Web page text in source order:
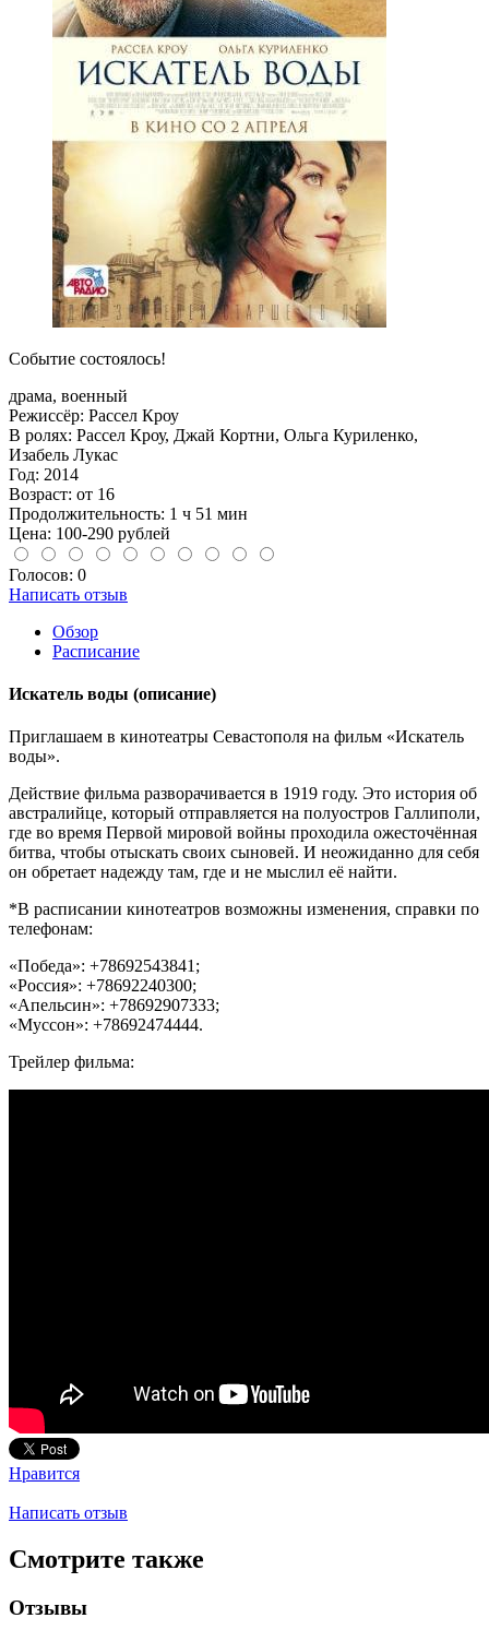
Событие состоялось!
драма, военный
Режиссёр: Рассел Кроу
В ролях: Рассел Кроу, Джай Кортни, Ольга Куриленко,
Изабель Лукас
Год: 2014
Возраст: от 16
Продолжительность: 1 ч 51 мин
Цена: 100-290 рублей
Голосов: 0
Написать отзыв
Обзор
Расписание
Искатель воды (описание)
Приглашаем в кинотеатры Севастополя на фильм «Искатель
воды».
Действие фильма разворачивается в 1919 году. Это история об
австралийце, который отправляется на полуостров Галлиполи,
где во время Первой мировой войны проходила ожесточённая
битва, чтобы отыскать своих сыновей. И неожиданно для себя
он обретает надежду там, где и не мыслил её найти.
*В расписании кинотеатров возможны изменения, справки по
телефонам:
«Победа»: +78692543841;
«Россия»: +78692240300;
«Апельсин»: +78692907333;
«Муссон»: +78692474444.
Трейлер фильма:
Нравится
Написать отзыв
Смотрите также
Отзывы